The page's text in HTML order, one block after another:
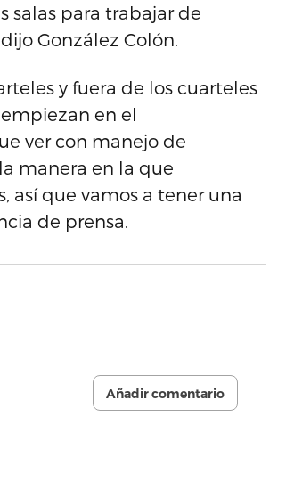
salas para trabajar de
González Colón.
y fuera de los cuarteles
en el
ver con manejo de
manera en la que
así que vamos a tener una
de prensa.
Añadir comentario